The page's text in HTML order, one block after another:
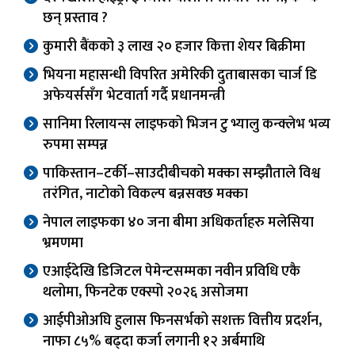
छन् प्रस्ताव ?
कुमारी बैंकको ३ लाख २० हजार कित्ता शेयर बिक्रीमा
भियना महासन्धी विपरित अमेरिकी दुताबासका चार्ज डि
अफेयर्ससँग भेटवार्ता गर्दै प्रधानमन्त्री
सानिमा रिलायन्स लाइफको भिजन टु भ्यालु कन्क्लेभ भव्य
रुपमा सम्पन्न
पाकिस्तान–टर्की–साउदीबीचको मक्का सम्झौताले विश्व
तरंगित, नाटोको विकल्प बन्नसक्छ मक्का
नेपाल लाइफका ४० जना बीमा अधिकर्ताहरु मलेसिया
भ्रमणमा
एआईदेखि डिजिटल पेमेन्टसम्मका नवीन प्रविधि एकै
थलोमा, फिनटेक एक्स्पो २०२६ असोजमा
आईपीओअघि हुलास फिनसर्भको सशक्त वित्तीय प्रदर्शन,
नाफा ८५% बढ्दा कर्जा लगानी १२ अर्बमाथि